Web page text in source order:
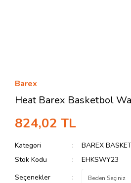
Barex
Heat Barex Basketbol
824,02 TL
Kategori
BAREX
Stok Kodu
EHKSWY23
Seçenekler